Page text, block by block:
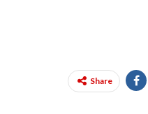
Share